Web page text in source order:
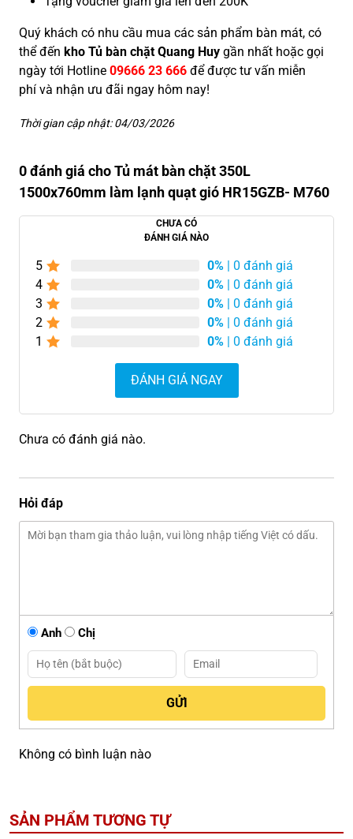
Quý khách có nhu cầu mua các sản phẩm bàn mát, có
thể đến kho Tủ bàn chặt Quang Huy gần nhất hoặc gọi
ngày tới Hotline 09666 23 666 để được tư vấn miễn
phí và nhận ưu đãi ngay hôm nay!
Thời gian cập nhật: 04/03/2026
0 đánh giá cho Tủ mát bàn chặt 350L
1500x760mm làm lạnh quạt gió HR15GZB- M760
CHƯA CÓ
ĐÁNH GIÁ NÀO
5 0% | 0 đánh giá
4
0% | 0 đánh giá
3
0% | 0 đánh giá
2
0% | 0 đánh giá
1
0% | 0 đánh giá
ĐÁNH GIÁ NGAY
Chưa có đánh giá nào.
Hỏi đáp
Anh Chị
Không có bình luận nào
SẢN PHẨM TƯƠNG TỰ